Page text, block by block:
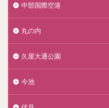
中部国際空港
丸の内
久屋大通公園
今池